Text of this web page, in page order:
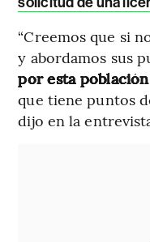
“Creemos que si
y abordamos sus
por esta
que tiene puntos
dijo en la